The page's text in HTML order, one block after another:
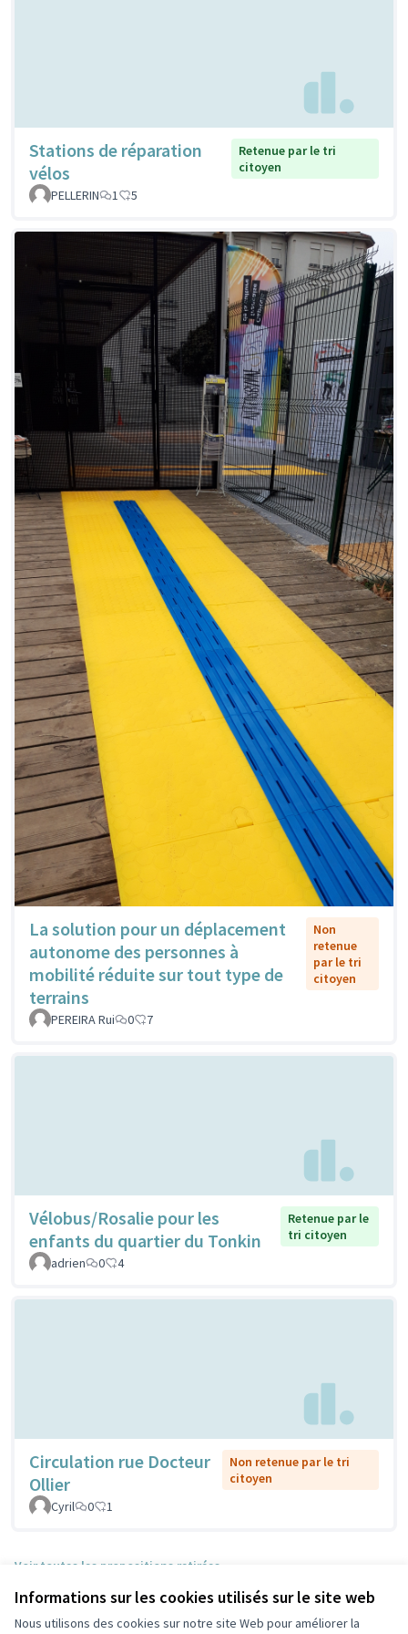
Informations sur les cookies utilisés sur le site web
Nous utilisons des cookies sur notre site Web pour améliorer la
Stations de réparation
vélos
Retenue par le tri
citoyen
PELLERIN
1 5
La solution pour un déplacement
autonome des personnes à
mobilité réduite sur tout type de
terrains
Non
retenue
par le tri
citoyen
PEREIRA Rui 0 7
Vélobus/Rosalie pour les
enfants du quartier du Tonkin
Retenue par le
tri citoyen
adrien
0 4
Circulation rue Docteur
Ollier
Non retenue par le tri
citoyen
Cyril
0 1
Voir toutes les propositions retirées
Conditions d'utilisation